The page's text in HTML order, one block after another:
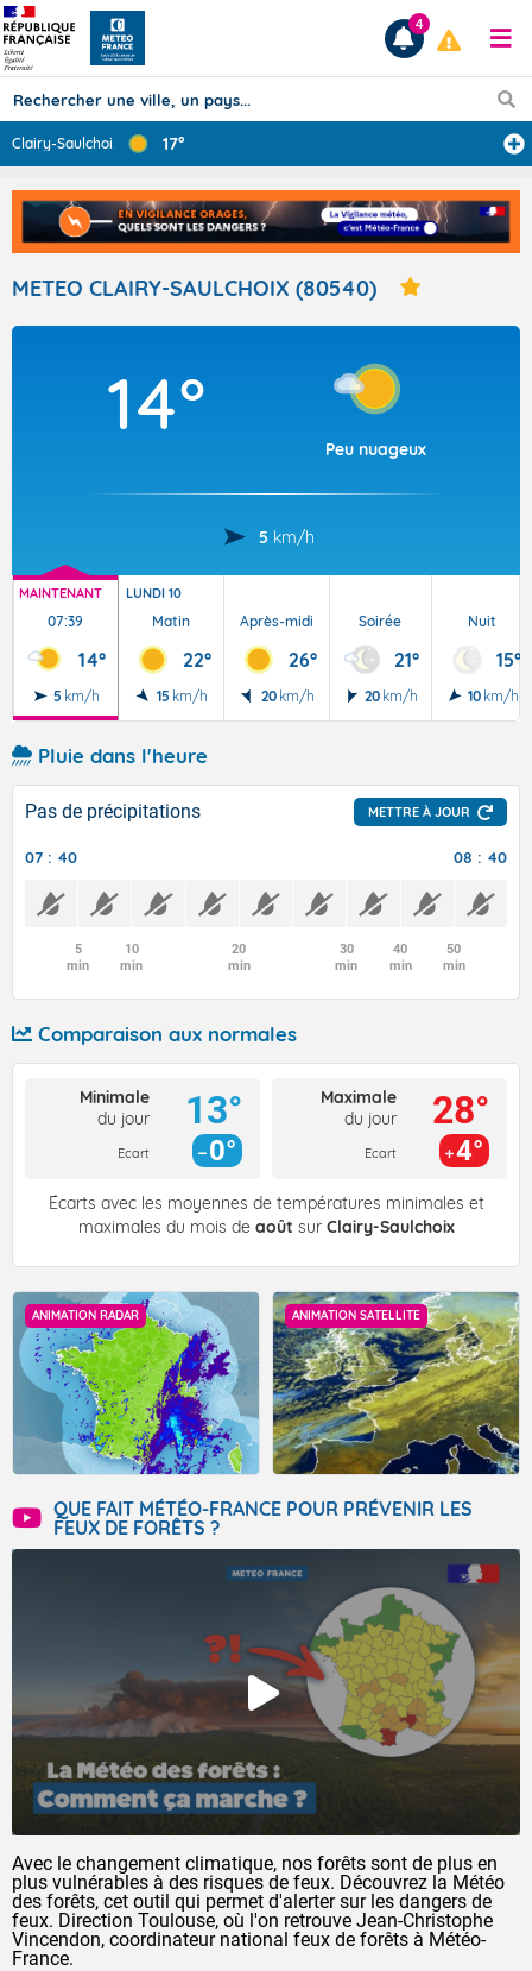
Prévisions
TOUS LES RÉSULTATS
Articles
4
Clairy-Saulchoi... 17°
METEO CLAIRY-SAULCHOIX (80540)
14°
Peu nuageux
5 km/h
MAINTENANT
07:39
14°
5 km/h
LUNDI 10
Matin
22°
15 km/h
Après-midi
26°
20 km/h
Soirée
21°
20 km/h
Nuit
15°
10 km/h
Pluie dans l'heure
Pas de précipitations METTRE À JOUR
07 : 40 08 : 40
5
min
10
min
20
min
30
min
40
min
50
min
Comparaison aux normales
Minimale
du jour
Ecart
13°
0°
Maximale
du jour
Ecart
28°
4°
Écarts avec les moyennes de températures minimales et
maximales du mois de août sur Clairy-Saulchoix
ANIMATION RADAR ANIMATION SATELLITE
QUE FAIT MÉTÉO-FRANCE POUR PRÉVENIR LES
FEUX DE FORÊTS ?
Avec le changement climatique, nos forêts sont de plus en
plus vulnérables à des risques de feux. Découvrez la Météo
des forêts, cet outil qui permet d'alerter sur les dangers de
feux. Direction Toulouse, où l'on retrouve Jean-Christophe
Vincendon, coordinateur national feux de forêts à Météo-
France.